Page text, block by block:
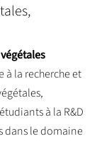
à la recherche et
à la R&D
dans le domaine